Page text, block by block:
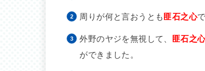
周りが何と言おうとも 匪石之心
外野のヤジを無視して、 匪石之
ができました。